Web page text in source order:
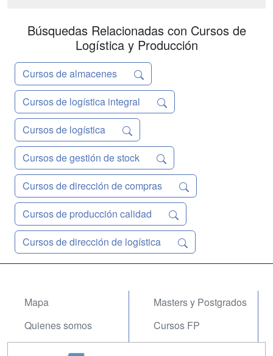
Búsquedas Relacionadas con Cursos de
Logística y Producción
Cursos de almacenes
Cursos de logística integral
Cursos de logística
Cursos de gestión de stock
Cursos de dirección de compras
Cursos de producción calidad
Cursos de dirección de logística
Mapa
Quienes somos
Masters y Postgrados
Cursos FP